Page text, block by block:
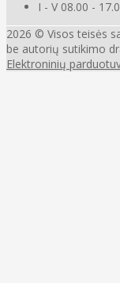
I - V 08.00 -
2026 © Visos teisės
be autorių sutikimo
Elektroninių